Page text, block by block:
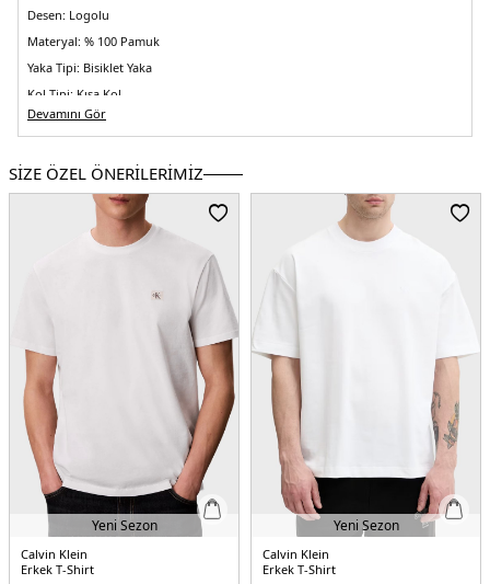
Desen: Logolu
Materyal: % 100 Pamuk
Yaka Tipi: Bisiklet Yaka
Kol Tipi: Kısa Kol
Kalıp Bilgisi:Relaxed Fit
Detaylar: Büyük kalıptır, bir beden küçük almanız önerilir.
5DE1LV04RC851GYAA.25
Devamını Gör
SİZE ÖZEL ÖNERİLERİMİZ
Yeni Sezon
Calvin Klein
Erkek T-Shirt
Yeni Sezon
Calvin Klein
Erkek T-Shirt